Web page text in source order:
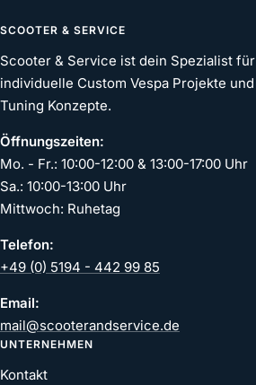
SCOOTER & SERVICE
Scooter & Service ist dein Spezialist für
individuelle Custom Vespa Projekte und
Tuning Konzepte.
Öffnungszeiten:
Mo. - Fr.: 10:00-12:00 & 13:00-17:00 Uhr
Sa.: 10:00-13:00 Uhr
Mittwoch: Ruhetag
Telefon:
+49 (0) 5194 - 442 99 85
Email:
mail@scooterandservice.de
UNTERNEHMEN
Kontakt